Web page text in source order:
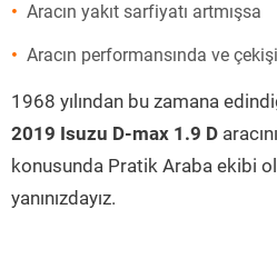
Aracın yakıt sarfiyatı artmışsa
Aracın performansında ve
1968 yılından bu zamana
2019 Isuzu D-max 1.9 D
konusunda Pratik Araba ekibi
yanınızdayız.